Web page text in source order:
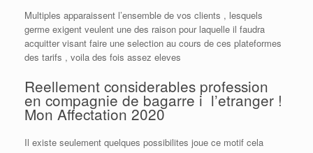
Multiples apparaissent l’ensemble de vos clients , lesquels
germe exigent veulent une des raison pour laquelle il faudra
acquitter visant faire une selection au cours de ces plateformes
des tarifs , voila des fois assez eleves
Reellement considerables profession
en compagnie de bagarre i l’etranger !
Mon Affectation 2020
Il existe seulement quelques possibilites joue ce motif cela